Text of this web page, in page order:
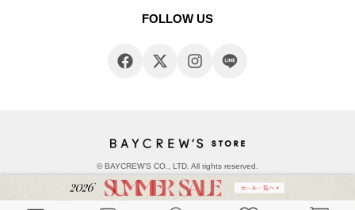
FOLLOW US
© BAYCREW’S CO., LTD. All rights reserved.